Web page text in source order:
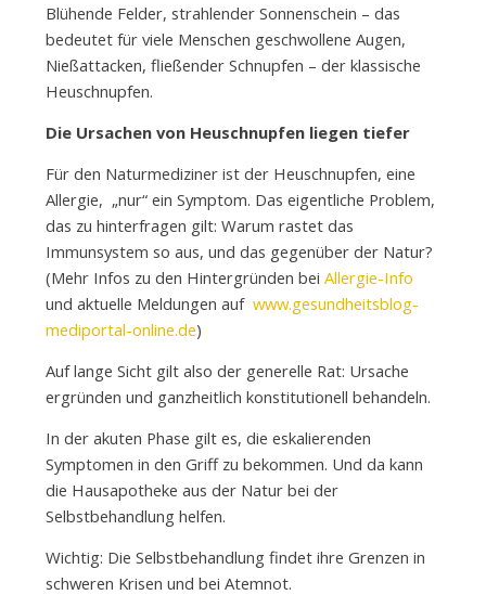
Blühende Felder, strahlender Sonnenschein – das
bedeutet für viele Menschen geschwollene Augen,
Nießattacken, fließender Schnupfen – der klassische
Heuschnupfen.
Die Ursachen von Heuschnupfen liegen tiefer
Für den Naturmediziner ist der Heuschnupfen, eine
Allergie, „nur“ ein Symptom. Das eigentliche Problem,
das zu hinterfragen gilt: Warum rastet das
Immunsystem so aus, und das gegenüber der Natur?
(Mehr Infos zu den Hintergründen bei Allergie-Info
und aktuelle Meldungen auf www.gesundheitsblog-
mediportal-online.de)
Auf lange Sicht gilt also der generelle Rat: Ursache
ergründen und ganzheitlich konstitutionell behandeln.
In der akuten Phase gilt es, die eskalierenden
Symptomen in den Griff zu bekommen. Und da kann
die Hausapotheke aus der Natur bei der
Selbstbehandlung helfen.
Wichtig: Die Selbstbehandlung findet ihre Grenzen in
schweren Krisen und bei Atemnot.